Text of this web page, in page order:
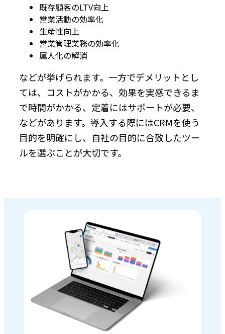
既存顧客のLTV向上
営業活動の効率化
生産性向上
営業管理業務の効率化
属人化の解消
などが挙げられます。一方でデメリットとし
ては、コストがかかる、効果を実感できるま
で時間がかかる、定着にはサポートが必要、
などがあります。導入する際にはCRMを使う
目的を明確にし、自社の目的に合致したツー
ルを選ぶことが大切です。